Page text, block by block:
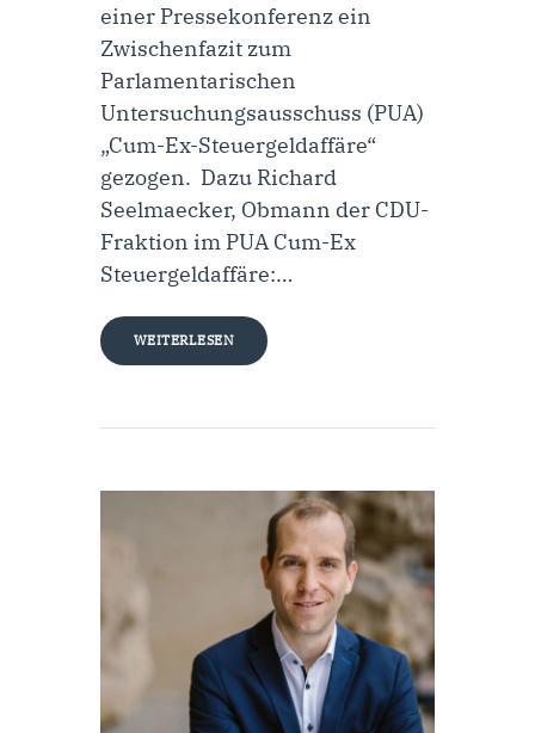
einer Pressekonferenz ein
Zwischenfazit zum
Parlamentarischen
Untersuchungsausschuss (PUA)
„Cum-Ex-Steuergeldaffäre“
gezogen. Dazu Richard
Seelmaecker, Obmann der CDU-
Fraktion im PUA Cum-Ex
Steuergeldaffäre:…
WEITERLESEN